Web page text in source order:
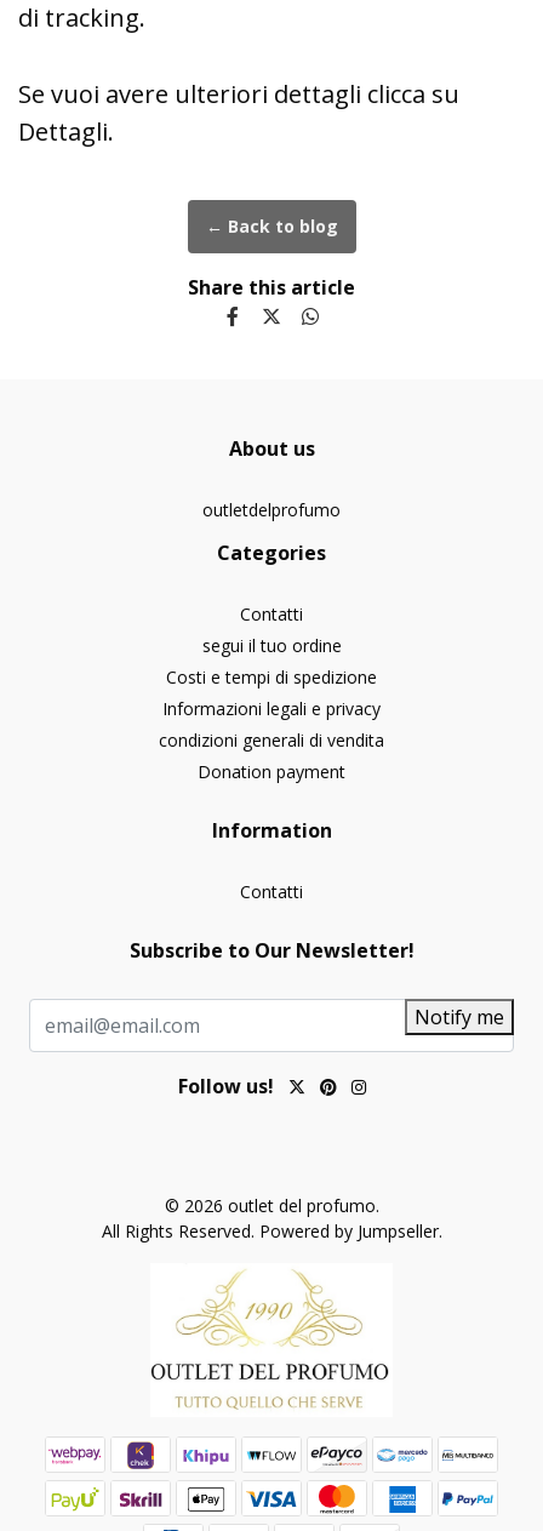
di tracking.
Se vuoi avere ulteriori dettagli clicca su
Dettagli.
← Back to blog
Share this article
About us
outletdelprofumo
Categories
Contatti
segui il tuo ordine
Costi e tempi di spedizione
Informazioni legali e privacy
condizioni generali di vendita
Donation payment
Information
Contatti
Subscribe to Our Newsletter!
Notify me
Follow us!
© 2026 outlet del profumo.
All Rights Reserved. Powered by Jumpseller.